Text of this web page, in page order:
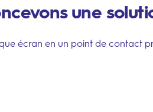
une
écran en un point de contact